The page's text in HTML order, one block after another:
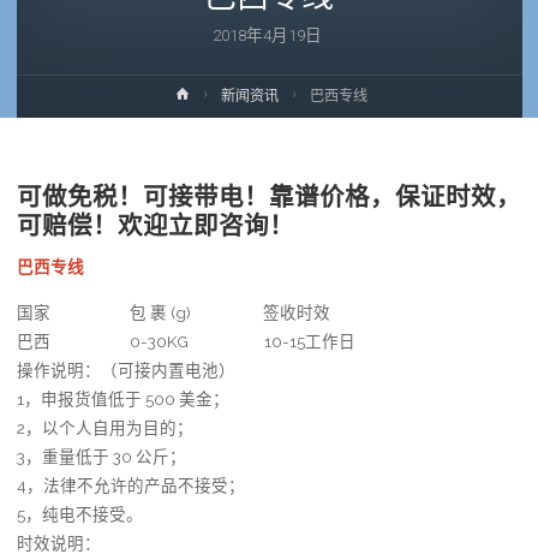
2018年4月19日
首
页
新闻资讯 巴西专线
可做免税！可接带电！靠谱价格，保证时效，
可赔偿！欢迎立即咨询！
巴西专线
国家 包 裹 (g) 签收时效
巴西 0-30KG 10-15工作日
操作说明：（可接内置电池）
1，申报货值低于 500 美金；
2，以个人自用为目的；
3，重量低于 30 公斤；
4，法律不允许的产品不接受；
5，纯电不接受。
时效说明：